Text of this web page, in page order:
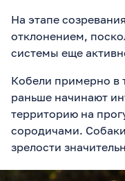
На этапе
отклонением,
системы еще
Кобели примерно в
раньше начинают
территорию на
сородичами.
зрелости